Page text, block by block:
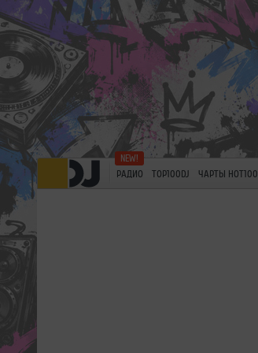
РАДИО TOP100DJ ЧАРТЫ HOT100